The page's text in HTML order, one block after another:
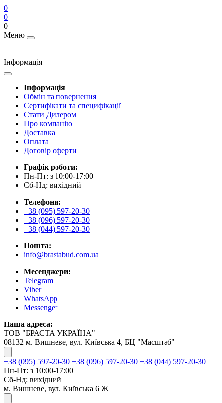
0
0
0
Меню
Інформація
Інформація
Обмін та повернення
Сертифікати та специфікації
Стати Дилером
Про компанію
Доставка
Оплата
Договір оферти
Графік роботи:
Пн-Пт: з 10:00-17:00
Сб-Нд: вихідний
Телефони:
+38 (095) 597-20-30
+38 (096) 597-20-30
+38 (044) 597-20-30
Пошта:
info@brastabud.com.ua
Месенджери:
Telegram
Viber
WhatsApp
Messenger
Наша адреса:
ТОВ "БРАСТА УКРАЇНА"
08132 м. Вишневе, вул. Київська 4, БЦ "Масштаб"
+38 (095) 597-20-30 +38 (096) 597-20-30 +38 (044) 597-20-30
Пн-Пт: з 10:00-17:00
Сб-Нд: вихідний
м. Вишневе, вул. Київська 6 Ж